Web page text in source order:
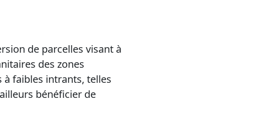
de parcelles visant à
des zones
à faibles intrants, telles
bénéficier de